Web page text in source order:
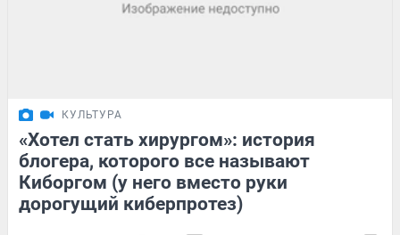
КУЛЬТУРА
«Хотел стать хирургом»: история
блогера, которого все называют
Киборгом (у него вместо руки
дорогущий киберпротез)